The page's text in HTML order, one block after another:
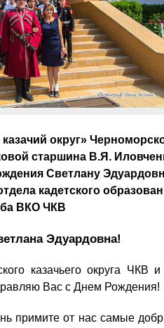
округ»
старшина В.Я.
Светлану
кадетского
ВКО ЧКВ
Эдуардовна!
казачьего округа ЧКВ и
Вас с Днем Рождения!
примите от нас самые